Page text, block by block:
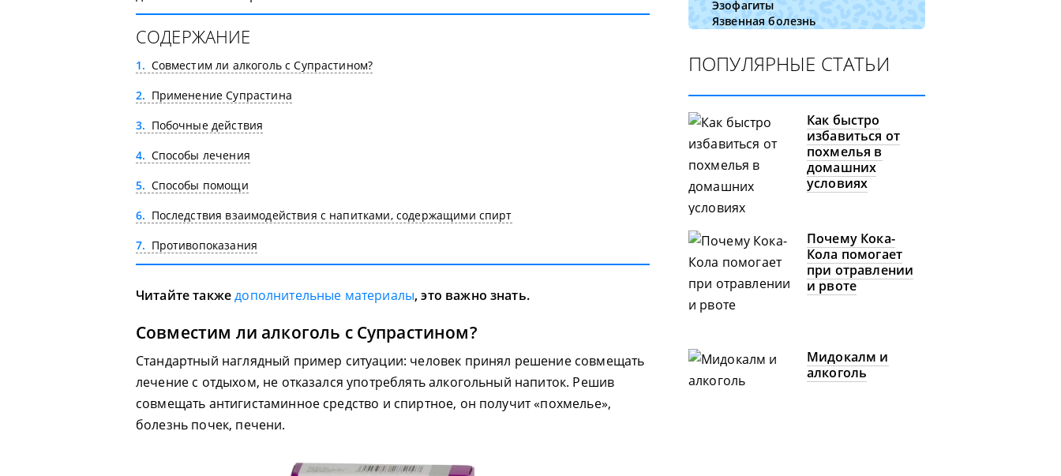
СОДЕРЖАНИЕ
1
Совместим ли алкоголь с Супрастином?
2
Применение Супрастина
3
Побочные действия
4
Способы лечения
5
Способы помощи
6
Последствия взаимодействия с напитками, содержащими спирт
7
Противопоказания
Читайте такжедополнительные материалы, это важно знать.
Совместим ли алкоголь с Супрастином?
Стандартный наглядный пример ситуации: человек принял решение совмещать
лечение с отдыхом, не отказался употреблять алкогольный напиток. Решив
совмещать антигистаминное средство и спиртное, он получит «похмелье»,
болезнь почек, печени.
Эзофагиты
Язвенная болезнь
ПОПУЛЯРНЫЕ СТАТЬИ
Как быстро
избавиться от
похмелья в
домашних
условиях
Почему Кока-
Кола помогает
при отравлении
и рвоте
Мидокалм и
алкоголь